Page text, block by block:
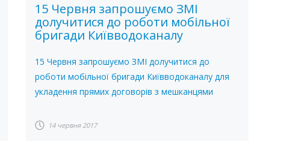
15 Червня запрошуємо ЗМІ
долучитися до роботи мобільної
бригади Київводоканалу
15 Червня запрошуємо ЗМІ долучитися до
роботи мобільної бригади Київводоканалу для
укладення прямих договорів з мешканцями
14 червня 2017